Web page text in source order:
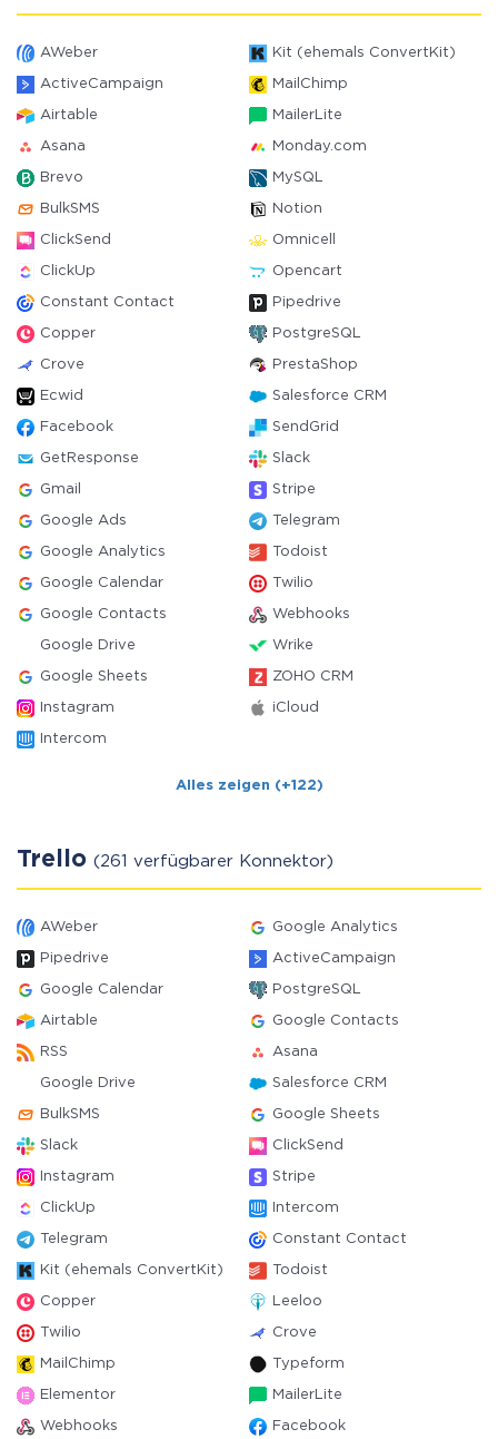
AWeber Kit (ehemals ConvertKit)
ActiveCampaign MailChimp
Airtable MailerLite
Asana Monday.com
Brevo MySQL
BulkSMS Notion
ClickSend Omnicell
ClickUp Opencart
Constant Contact Pipedrive
Copper PostgreSQL
Crove PrestaShop
Ecwid Salesforce CRM
Facebook SendGrid
GetResponse Slack
Gmail Stripe
Google Ads Telegram
Google Analytics Todoist
Google Calendar Twilio
Google Contacts Webhooks
Google Drive Wrike
Google Sheets ZOHO CRM
Instagram iCloud
Intercom
Alles zeigen (+122)
Trello (261 verfügbarer Konnektor)
AWeber Google Analytics
Pipedrive ActiveCampaign
Google Calendar PostgreSQL
Airtable Google Contacts
RSS Asana
Google Drive Salesforce CRM
BulkSMS Google Sheets
Slack ClickSend
Instagram Stripe
ClickUp Intercom
Telegram Constant Contact
Kit (ehemals ConvertKit) Todoist
Copper Leeloo
Twilio Crove
MailChimp Typeform
Elementor MailerLite
Webhooks Facebook